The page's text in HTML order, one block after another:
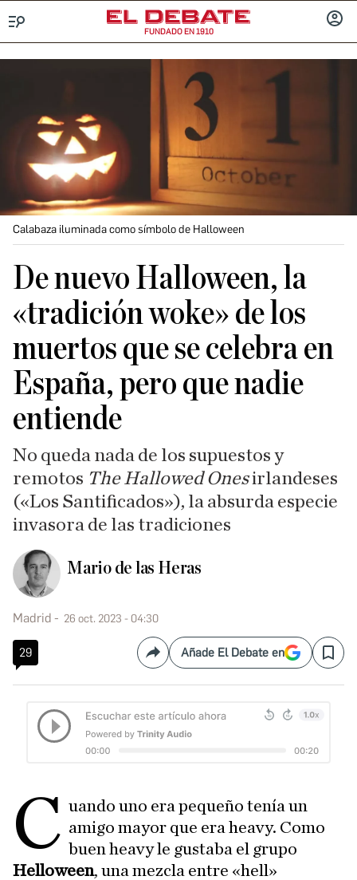
FUNDADO EN 1910
Calabaza iluminada como símbolo de Halloween
De nuevo Halloween, la
«tradición woke» de los
muertos que se celebra en
España, pero que nadie
entiende
No queda nada de los supuestos y
remotos The Hallowed Onesirlandeses
(«Los Santificados»), la absurda especie
invasora de las tradiciones
Mario de las Heras
Madrid 26 oct. 2023 - 04:30
29 CompartirAñade El Debate en Save
C uando uno era pequeño tenía un
amigo mayor que era heavy. Como
buen heavy le gustaba el grupo
Helloween, una mezcla entre «hell»